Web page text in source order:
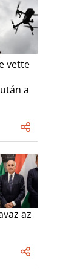
vette
a
az